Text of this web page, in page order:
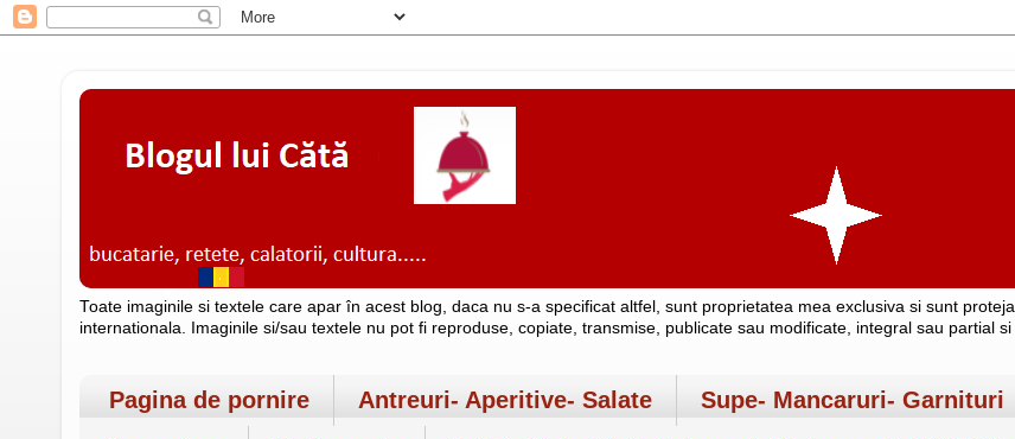
Toate imaginile si textele care apar în acest blog, daca nu s-a specificat altfel, sunt proprietatea mea exclusiva si sunt
internationala. Imaginile si/sau textele nu pot fi reproduse, copiate, transmise, publicate sau modificate, integral sau partial
Pagina de pornire Antreuri- Aperitive- Salate Supe- Mancaruri- Garnituri